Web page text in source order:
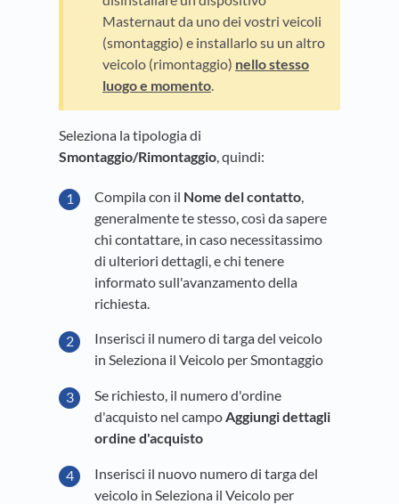
Masternaut da uno dei vostri veicoli
(smontaggio) e installarlo su un altro
veicolo (rimontaggio) nello stesso
luogo e momento.
Seleziona la tipologia di
Smontaggio/Rimontaggio, quindi:
Compila con il Nome del contatto,
generalmente te stesso, così da sapere
chi contattare, in caso necessitassimo
di ulteriori dettagli, e chi tenere
informato sull'avanzamento della
richiesta.
Inserisci il numero di targa del veicolo
in Seleziona il Veicolo per Smontaggio
Se richiesto, il numero d'ordine
d'acquisto nel campoAggiungi dettagli
ordine d'acquisto
Inserisci il nuovo numero di targa del
veicolo in Seleziona il Veicolo per